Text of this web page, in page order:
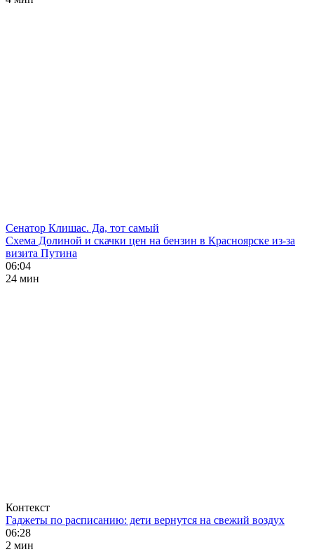
Сенатор Клишас. Да, тот самый
Схема Долиной и скачки цен на бензин в Красноярске из-за
визита Путина
06:04
24 мин
Контекст
Гаджеты по расписанию: дети вернутся на свежий воздух
06:28
2 мин